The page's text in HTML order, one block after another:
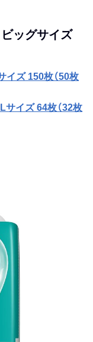
ビッグサイズ
イズ 150枚（50枚
イズ 64枚（32枚